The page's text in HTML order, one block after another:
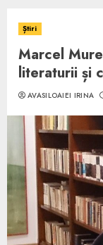
Știri
Marcel
literaturii și
AVASILOAIEI IRINA